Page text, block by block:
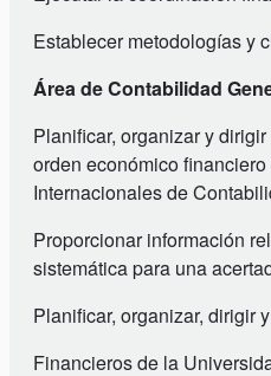
Establecer metodologías y
Área de Contabilidad
Planificar, organizar y
orden económico
Internacionales de
Proporcionar información
sistemática para una
Planificar, organizar, dirigir
Financieros de la